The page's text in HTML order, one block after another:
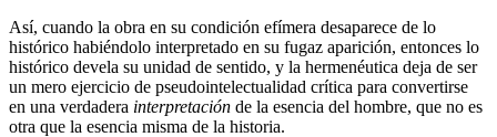
Así, cuando la obra en su condición efímera desaparece de lo
histórico habiéndolo interpretado en su fugaz aparición, entonces lo
histórico devela su unidad de sentido, y la hermenéutica deja de ser
un mero ejercicio de pseudointelectualidad crítica para convertirse
en una verdadera interpretación de la esencia del hombre, que no es
otra que la esencia misma de la historia.